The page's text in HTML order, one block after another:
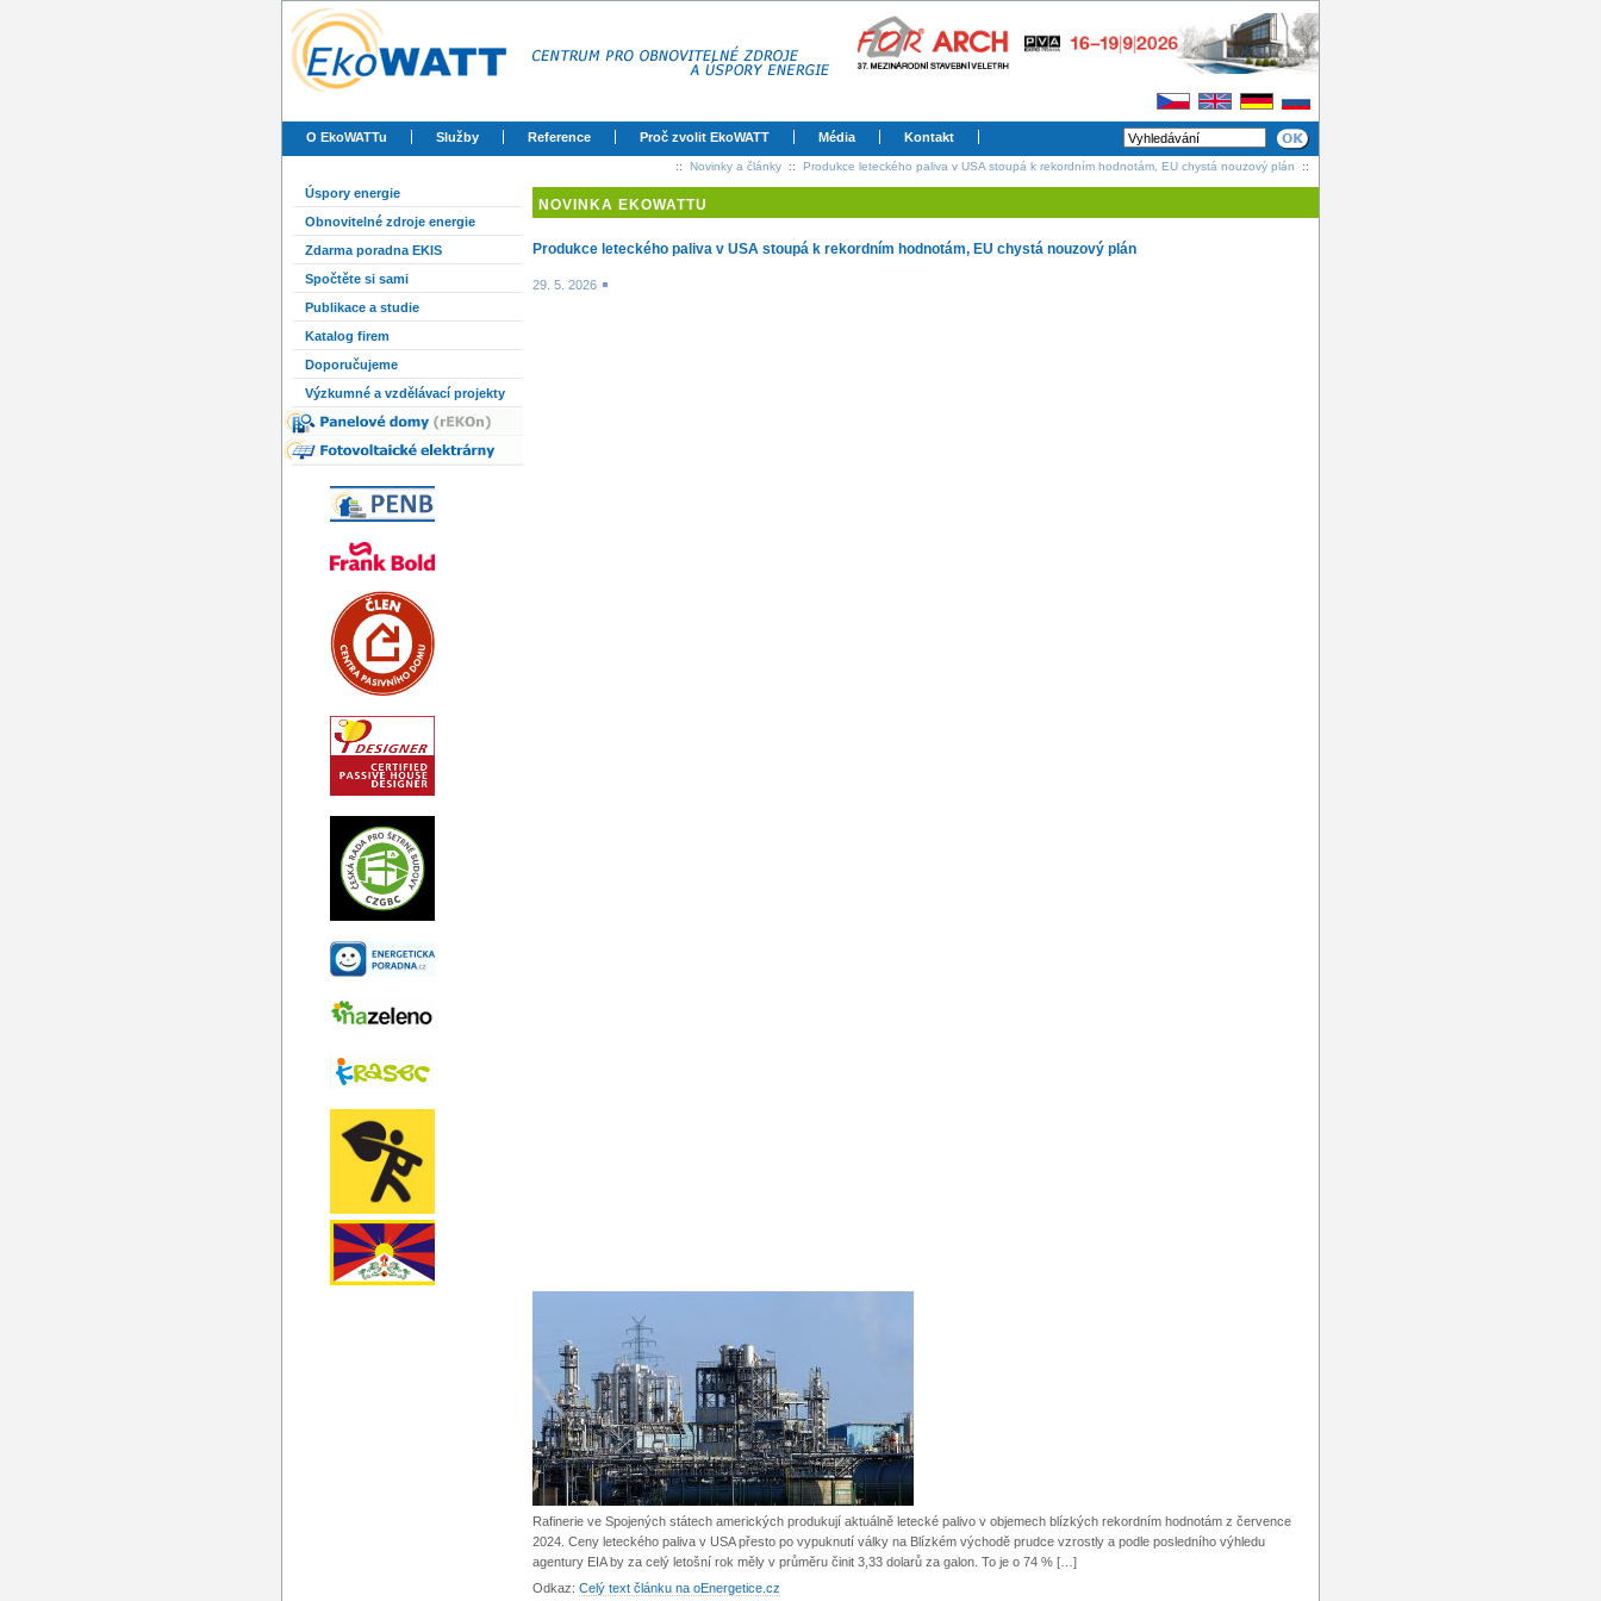
O EkoWATTu Služby Reference Proč zvolit EkoWATT Média Kontakt
:: Novinky a články :: Produkce leteckého paliva v USA stoupá k rekordním hodnotám, EU chystá nouzový plán ::
Úspory energie
Obnovitelné zdroje energie
Zdarma poradna EKIS
Spočtěte si sami
Publikace a studie
Katalog firem
Doporučujeme
Výzkumné a vzdělávací projekty
NOVINKA EKOWATTU
Produkce leteckého paliva v USA stoupá k rekordním hodnotám, EU chystá nouzový plán
29. 5. 2026
Rafinerie ve Spojených státech amerických produkují aktuálně letecké palivo v objemech blízkých rekordním hodnotám z července
2024. Ceny leteckého paliva v USA přesto po vypuknutí války na Blízkém východě prudce vzrostly a podle posledního výhledu
agentury EIA by za celý letošní rok měly v průměru činit 3,33 dolarů za galon. To je o 74 % […]
Odkaz: Celý text článku na oEnergetice.cz